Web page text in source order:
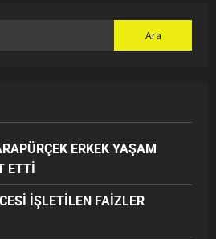
ERKEK YAŞAM
ETTİ
İŞLETİLEN FAİZLER